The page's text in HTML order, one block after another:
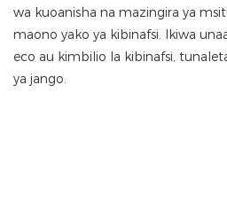
wa kuoanisha na mazingira ya
maono yako ya kibinafsi. Ikiwa
eco au kimbilio la kibinafsi,
ya jango.